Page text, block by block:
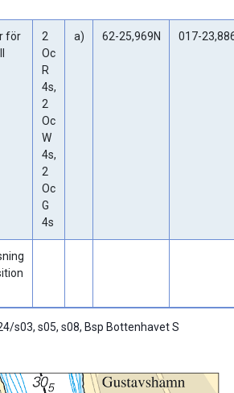
för
2
Oc
R
4s,
2
Oc
W
4s,
2
Oc
G
4s
a) 62-25,969N 017-
s03, s05, s08, Bsp Bottenhavet S